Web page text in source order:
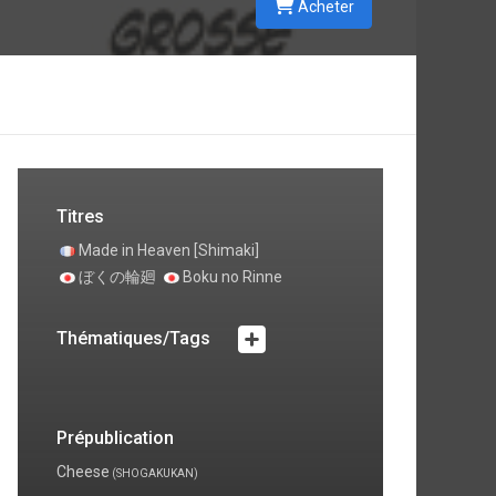
Acheter
Titres
Made in Heaven [Shimaki]
ぼくの輪廻
Boku no Rinne
Thématiques/Tags
Prépublication
Cheese (SHOGAKUKAN)